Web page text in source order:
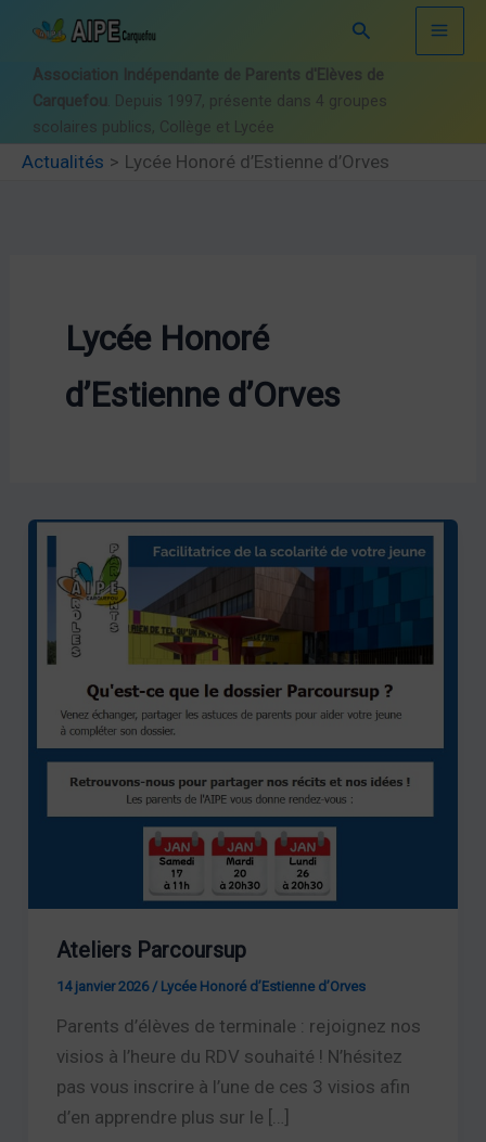
contenu
Rechercher
Association Indépendante de Parents d'Elèves de
Carquefou . Depuis 1997, présente dans 4 groupes
scolaires publics, Collège et Lycée
Actualités Lycée Honoré d’Estienne d’Orves
Lycée Honoré
d’Estienne d’Orves
Ateliers Parcoursup
14 janvier 2026/ Lycée Honoré d’Estienne d’Orves
Parents d’élèves de terminale : rejoignez nos
visios à l’heure du RDV souhaité ! N’hésitez
pas vous inscrire à l’une de ces 3 visios afin
d’en apprendre plus sur le […]